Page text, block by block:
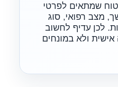
שמתאים לפרטי
מצב רפואי, סוג
לכן עדיף לחשוב
ולא במונחים